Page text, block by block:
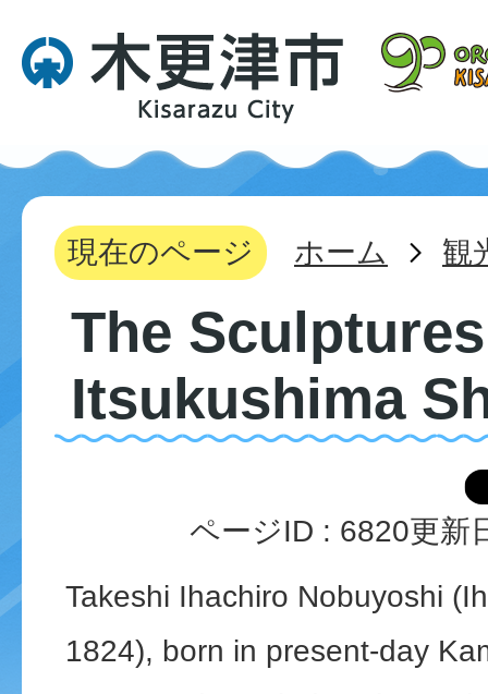
現在のページ ホーム 観
The
Itsukushima
ページID : 6820更新
Takeshi Ihachiro Nobuyoshi
1824), born in present-day